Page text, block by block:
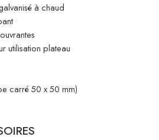
à chaud
utilisation plateau
carré 50 x 50 mm)